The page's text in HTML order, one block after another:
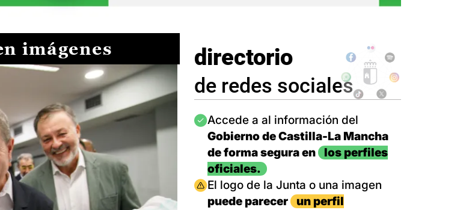
imágenes directorio
de redes sociales
Imagen
Accede a al información del
Gobierno de Castilla-La Mancha
de forma segura en
los perfiles
oficiales.
Imagen
El logo de la Junta o una imagen
puede parecer
un perfil